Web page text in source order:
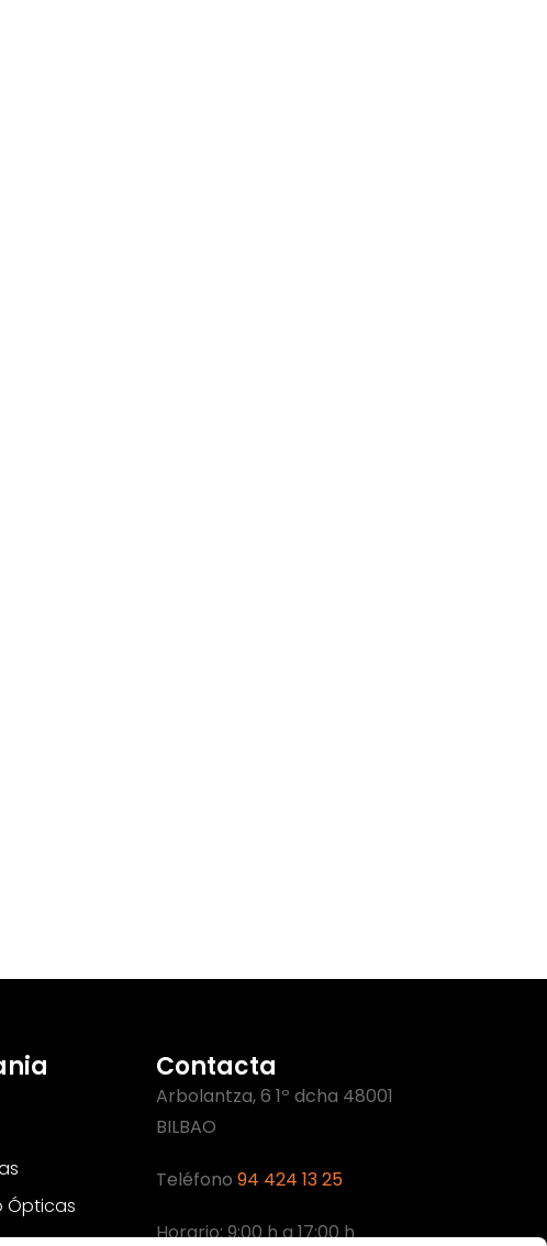
Ópticas
Contacta
Arbolantza, 6 1º dcha 48001
BILBAO
Teléfono94 424 13 25
Horario: 9:00 h a 17:00 h